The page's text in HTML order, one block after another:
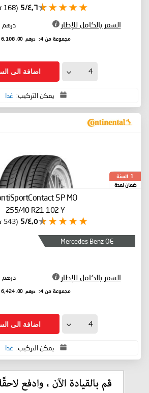
٤٫٦/5 (168 تقييم)
السعر بالكامل للإطار درهم
مجموعة من 4: درهم 6,108
.00
اضافة الى
يمكن التركيب: غدا
1 السنة
ضمان لمدة
5P MO
255/40 R21 102 Y
٤٫٥/5 (543 تقييم)
Mercedes Benz OE
السعر بالكامل للإطار درهم
مجموعة من 4: درهم 6,424
.00
اضافة الى
يمكن التركيب: غدا